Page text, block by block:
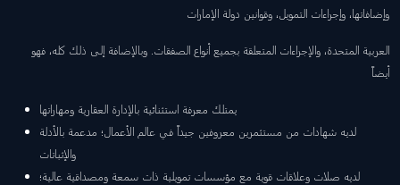
وإضافاتها، وإجراءات التمويل، وقوانين دولة الإمارات
العربية المتحدة، والإجراءات المتعلقة بجميع أنواع الصفقات. وبالإضافة إلى ذلك كله، فهو
أيضاً
يمتلك معرفة استثنائية بالإدارة العقارية ومهاراتها
لديه شهادات من مستثمرين معروفين جيداً في عالم الأعمال؛ مدعمة بالأدلة
والإثباتات
لديه صلات وعلاقات قوية مع مؤسسات تمويلية ذات سمعة ومصداقية عالية؛